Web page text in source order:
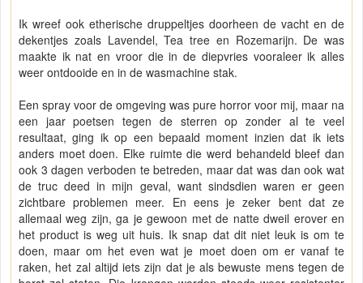
Ik wreef ook etherische druppeltjes doorheen de vacht en de
dekentjes zoals Lavendel, Tea tree en Rozemarijn. De was
maakte ik nat en vroor die in de diepvries vooraleer ik alles
weer ontdooide en in de wasmachine stak.
Een spray voor de omgeving was pure horror voor mij, maar na
een jaar poetsen tegen de sterren op zonder al te veel
resultaat, ging ik op een bepaald moment inzien dat ik iets
anders moet doen. Elke ruimte die werd behandeld bleef dan
ook 3 dagen verboden te betreden, maar dat was dan ook wat
de truc deed in mijn geval, want sindsdien waren er geen
zichtbare problemen meer. En eens je zeker bent dat ze
allemaal weg zijn, ga je gewoon met de natte dweil erover en
het product is weg uit huis. Ik snap dat dit niet leuk is om te
doen, maar om het even wat je moet doen om er vanaf te
raken, het zal altijd iets zijn dat je als bewuste mens tegen de